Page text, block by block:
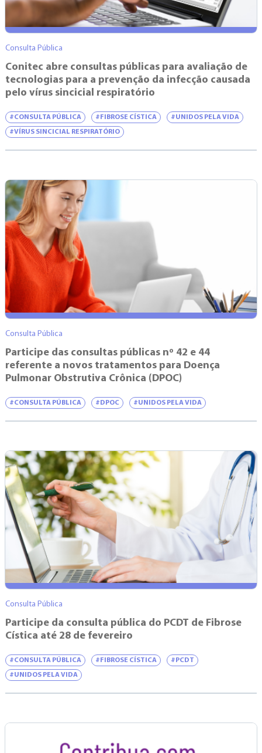
Consulta Pública
Conitec abre consultas públicas para avaliação de
tecnologias para a prevenção da infecção causada
pelo vírus sincicial respiratório
#CONSULTA PÚBLICA #FIBROSE CÍSTICA #UNIDOS PELA VIDA
#VÍRUS SINCICIAL RESPIRATÓRIO
Consulta Pública
Participe das consultas públicas nº 42 e 44
referente a novos tratamentos para Doença
Pulmonar Obstrutiva Crônica (DPOC)
#CONSULTA PÚBLICA #DPOC #UNIDOS PELA VIDA
Consulta Pública
Participe da consulta pública do PCDT de Fibrose
Cística até 28 de fevereiro
#CONSULTA PÚBLICA #FIBROSE CÍSTICA #PCDT
#UNIDOS PELA VIDA